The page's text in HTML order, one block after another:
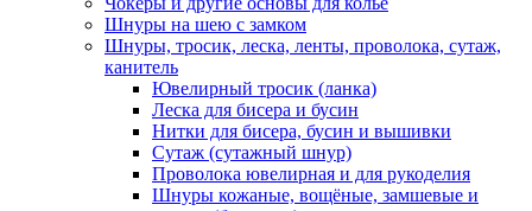
Шнуры на шею с замком
Шнуры, тросик, леска, ленты, проволока, сутаж,
канитель
Ювелирный тросик (ланка)
Леска для бисера и бусин
Нитки для бисера, бусин и вышивки
Сутаж (сутажный шнур)
Проволока ювелирная и для рукоделия
Шнуры кожаные, вощёные, замшевые и